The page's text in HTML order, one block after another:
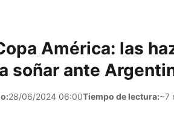
América: las
soñar ante
28/06/2024 06:00Tiempo de lectura:~7